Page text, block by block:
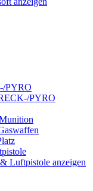
PYRO
PYRO
Luftpistole anzeigen